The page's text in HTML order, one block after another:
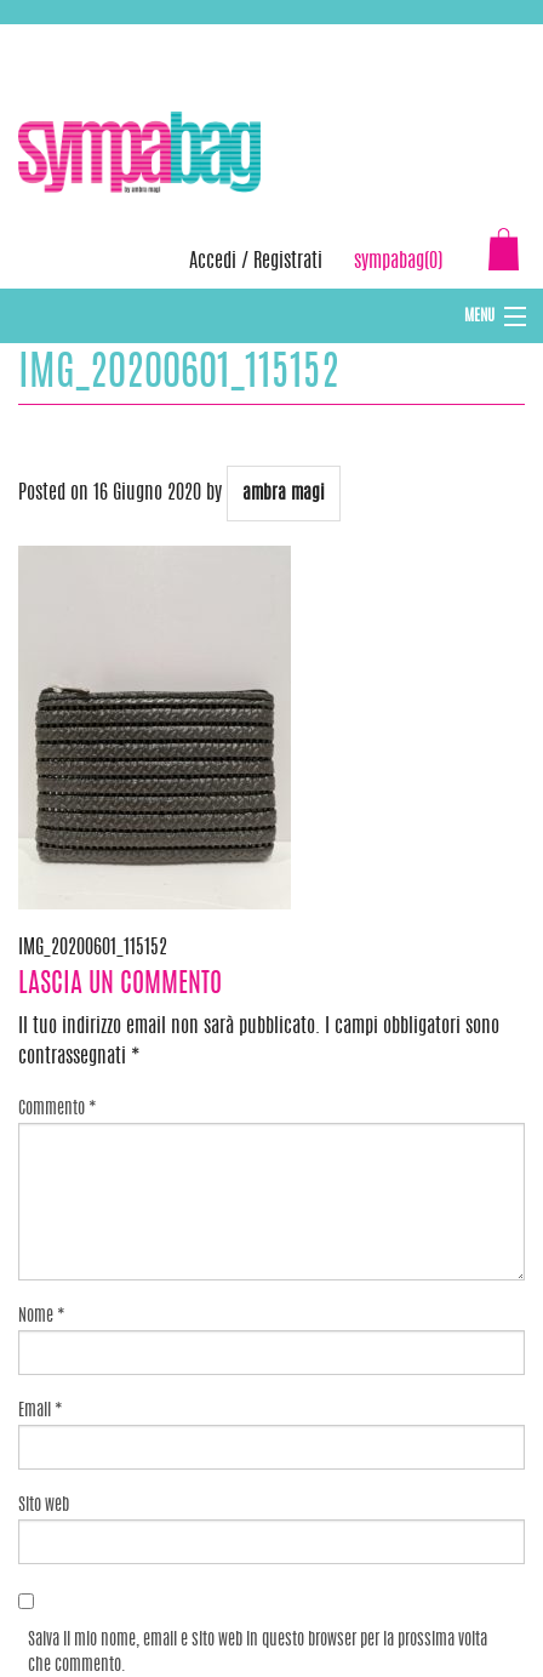
Accedi / Registrati sympabag(0)
MENU
CAPPELLI INVERNALI DONNA
IMG_20200601_115152
Posted on 16 Giugno 2020 by ambra magi
Navigazione
articoli
IMG_20200601_115152
LASCIA UN COMMENTO
Il tuo indirizzo email non sarà pubblicato.
I campi obbligatori sono
contrassegnati *
Commento *
Nome *
Email *
Sito web
Salva il mio nome, email e sito web in questo browser per la prossima volta
che commento.